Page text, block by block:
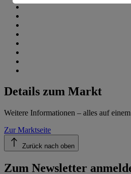
Details zum Markt
Weitere Informationen – alles auf
Zur Marktseite
Zurück nach oben
Zum Newsletter
Informationen zum Herausgeber